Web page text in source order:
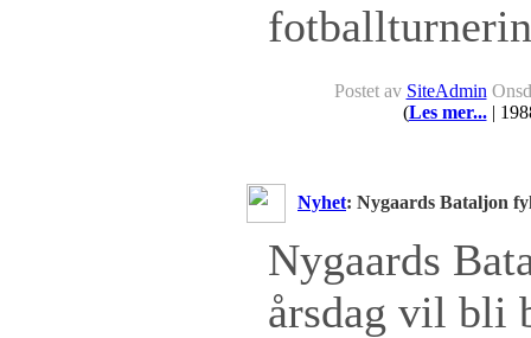
Postet av SiteAdmin
(Les mer...|
Nyhet: Nygaards Bataljon
Nygaards
årsdag vil bli